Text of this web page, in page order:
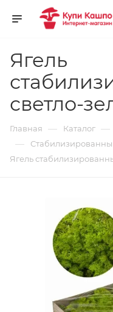
Ягель
светло-
Главная — Каталог —
—
Ягель